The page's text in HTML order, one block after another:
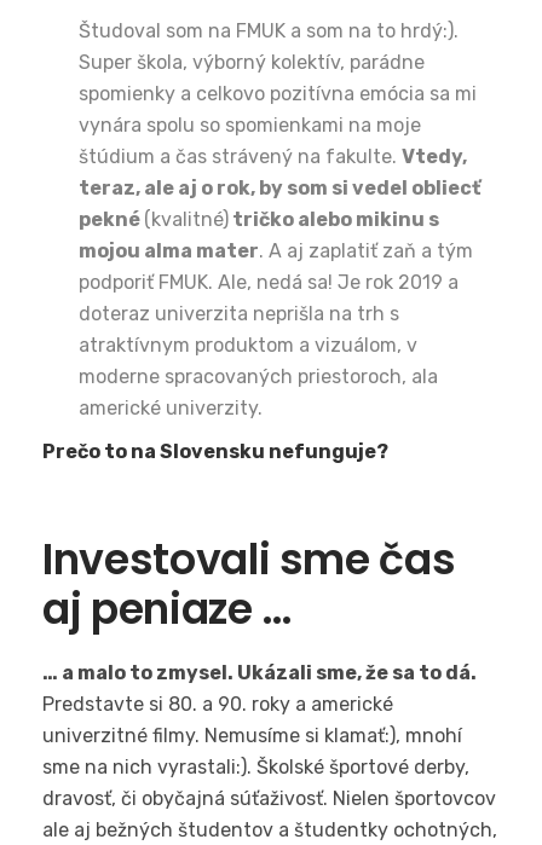
Študoval som na FMUK a som na to hrdý:).
Super škola, výborný kolektív, parádne
spomienky a celkovo pozitívna emócia sa mi
vynára spolu so spomienkami na moje
štúdium a čas strávený na fakulte. Vtedy,
teraz, ale aj o rok, by som si vedel obliecť
pekné (kvalitné) tričko alebo mikinu s
mojou alma mater. A aj zaplatiť zaň a tým
podporiť FMUK. Ale, nedá sa! Je rok 2019 a
doteraz univerzita neprišla na trh s
atraktívnym produktom a vizuálom, v
moderne spracovaných priestoroch, ala
americké univerzity.
Prečo to na Slovensku nefunguje?
Investovali sme čas
aj peniaze …
… a malo to zmysel. Ukázali sme, že sa to dá.
Predstavte si 80. a 90. roky a americké
univerzitné filmy. Nemusíme si klamať:), mnohí
sme na nich vyrastali:). Školské športové derby,
dravosť, či obyčajná súťaživosť. Nielen športovcov
ale aj bežných študentov a študentky ochotných,